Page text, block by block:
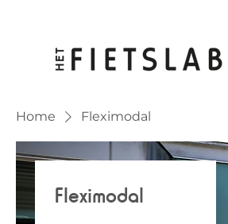
Home Fleximodal
Fleximodal